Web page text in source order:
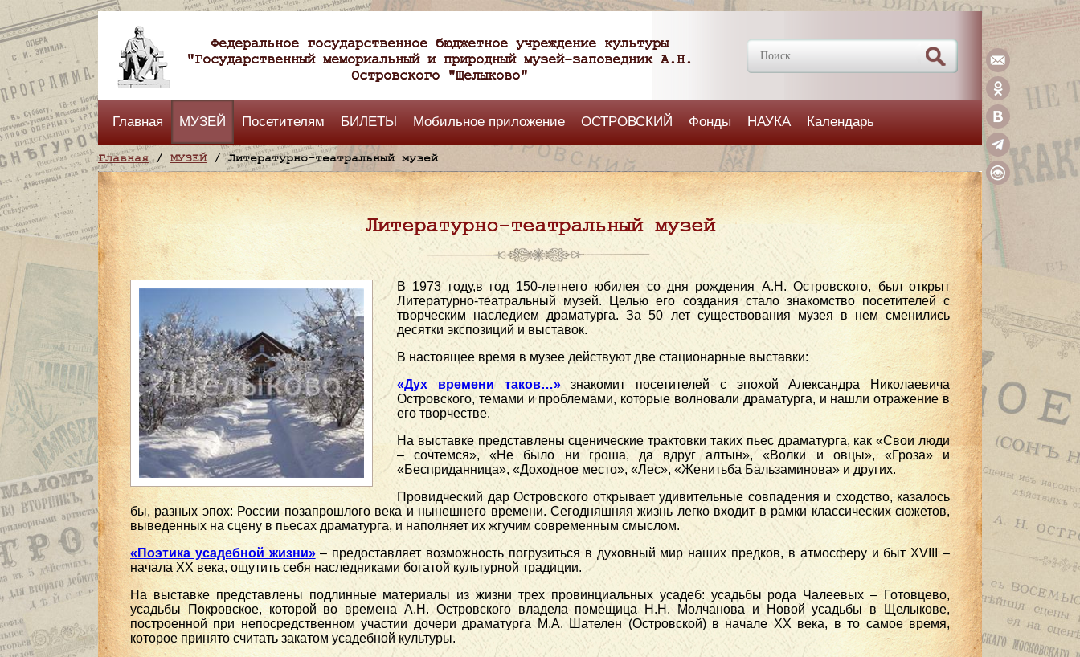
Федеральное государственное бюджетное учреждение культуры
"Государственный мемориальный и природный музей-заповедник А.Н.
Островского "Щелыково"
Главная МУЗЕЙ Посетителям БИЛЕТЫ Мобильное приложение ОСТРОВСКИЙ Фонды НАУКА Календарь
Главная/ МУЗЕЙ/ Литературно-театральный музей
Литературно-театральный музей
В 1973 году,в год 150-летнего юбилея со дня рождения А.Н. Островского, был открыт
Литературно-театральный музей. Целью его создания стало знакомство посетителей с
творческим наследием драматурга. За 50 лет существования музея в нем сменились
десятки экспозиций и выставок.
В настоящее время в музее действуют две стационарные выставки:
«Дух времени таков…»знакомит посетителей с эпохой Александра Николаевича
Островского, темами и проблемами, которые волновали драматурга, и нашли отражение в
его творчестве.
На выставке представлены сценические трактовки таких пьес драматурга, как «Свои люди
– сочтемся», «Не было ни гроша, да вдруг алтын», «Волки и овцы», «Гроза» и
«Бесприданница», «Доходное место», «Лес», «Женитьба Бальзаминова» и других.
Провидческий дар Островского открывает удивительные совпадения и сходство, казалось
бы, разных эпох: России позапрошлого века и нынешнего времени. Сегодняшняя жизнь легко входит в рамки классических сюжетов,
выведенных на сцену в пьесах драматурга, и наполняет их жгучим современным смыслом.
«Поэтика усадебной жизни» – предоставляет возможность погрузиться в духовный мир наших предков, в атмосферу и быт XVIII –
начала XX века, ощутить себя наследниками богатой культурной традиции.
На выставке представлены подлинные материалы из жизни трех провинциальных усадеб: усадьбы рода Чалеевых – Готовцево,
усадьбы Покровское, которой во времена А.Н. Островского владела помещица Н.Н. Молчанова и Новой усадьбы в Щелыкове,
построенной при непосредственном участии дочери драматурга М.А. Шателен (Островской) в начале XX века, в то самое время,
которое принято считать закатом усадебной культуры.